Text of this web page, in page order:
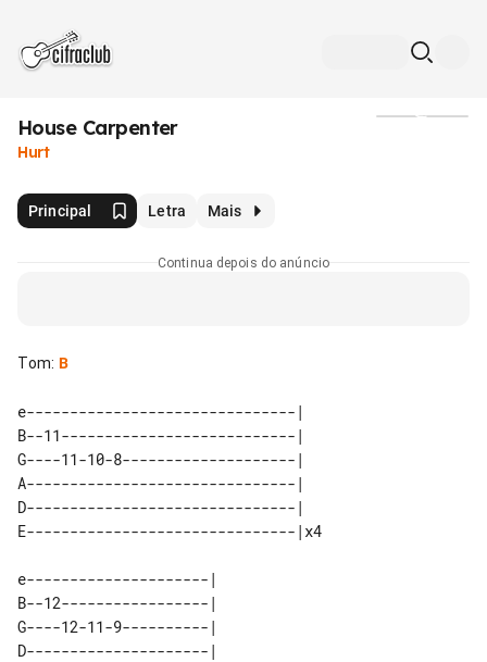
House Carpenter
Hurt
Principal Letra Mais
Continua depois do anúncio
Tom: B
e-------------------------------|
B--11---------------------------|
G----11-10-8--------------------|
A-------------------------------|
D-------------------------------|
e---------------------|
B--12-----------------|
G----12-11-9----------|
D---------------------|